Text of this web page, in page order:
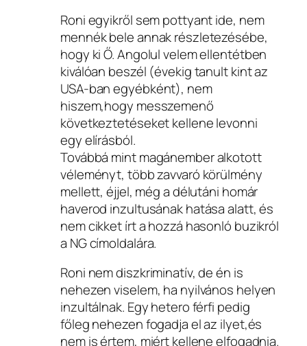
Roni egyikről sem pottyant ide, nem
mennék bele annak részletezésébe,
hogy ki Ő. Angolul velem ellentétben
kiválóan beszél (évekig tanult kint az
USA-ban egyébként), nem
hiszem,hogy messzemenő
következtetéseket kellene levonni
egy elírásból.
Továbbá mint magánember alkotott
véleményt, több zavvaró körülmény
mellett, éjjel, még a délutáni homár
haverod inzultusának hatása alatt, és
nem cikket írt a hozzá hasonló buzikról
a NG címoldalára.
Roni nem diszkriminatív, de én is
nehezen viselem, ha nyilvános helyen
inzultálnak. Egy hetero férfi pedig
főleg nehezen fogadja el az ilyet,és
nem is értem, miért kellene elfogadnia.